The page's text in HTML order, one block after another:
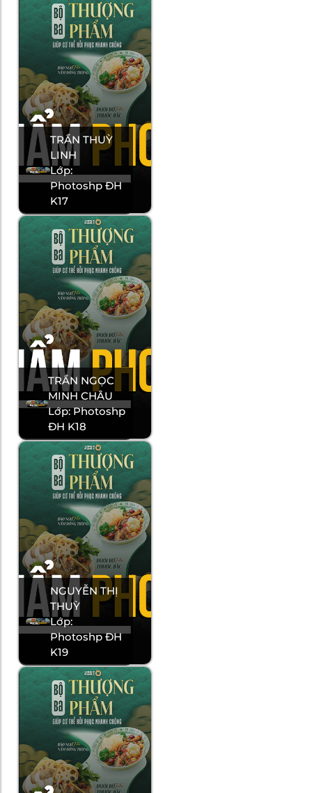
TRẦN THUỲ
LINH
Lớp:
Photoshp ĐH
K17
TRẦN NGỌC
MINH CHÂU
Lớp: Photoshp
ĐH K18
NGUYỄN THỊ
THUỲ
Lớp:
Photoshp ĐH
K19